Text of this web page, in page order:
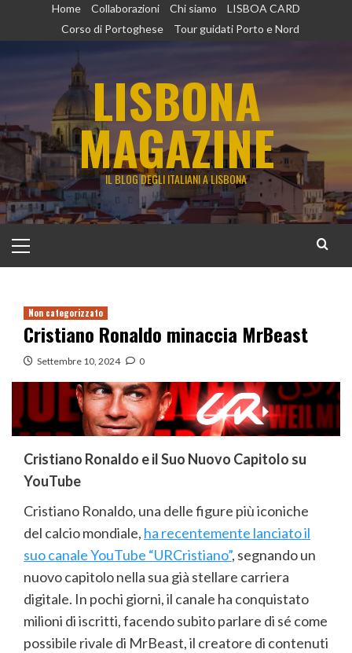
Home Collaborazioni Chi siamo
LISBOA CARD
Corso di Portoghese
Tour guidati Porto e Nord
LISBONA
MAGAZINE
IL BLOG DEGLI ITALIANI A LISBONA
principale
Non categorizzato
Cristiano Ronaldo minaccia MrBeast
Settembre 10, 2024 0
Cristiano Ronaldo e il Suo Nuovo Capitolo su
YouTube
Cristiano Ronaldo, una delle figure più iconiche
del calcio mondiale, ha recentemente lanciato il
suo canale YouTube “URCristiano”, segnando un
nuovo capitolo nella sua già stellare carriera
digitale. In pochi giorni, il canale ha conquistato
milioni di iscritti, facendo subito parlare di sé come
possibile rivale di MrBeast, il creatore di contenuti